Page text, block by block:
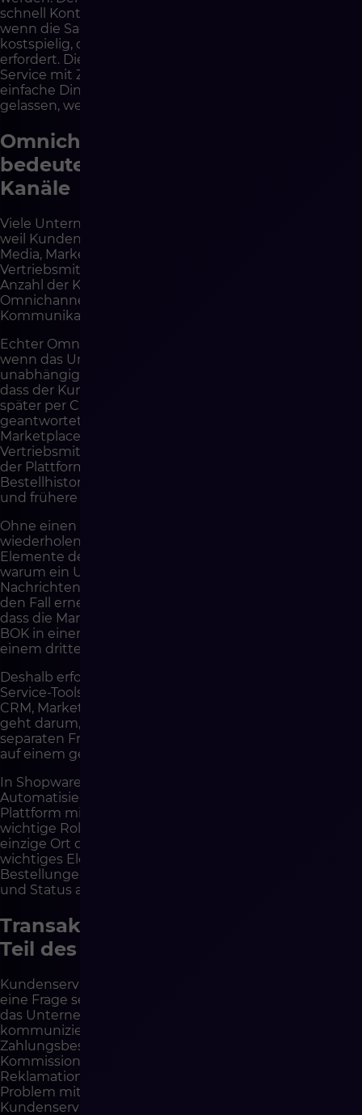
schnell Kontakt mit einem Menschen aufzunehmen,
wenn die Sache nicht standardmäßig, emotional,
kostspielig, dringend ist oder eine Entscheidung
erfordert. Die besten Servicemodelle verbinden Self-
Service mit Zugang zu Experten. Der Kunde erledigt
einfache Dinge selbstständig, fühlt sich aber nicht allein
gelassen, wenn er Unterstützung benötigt.
Omnichannel im Kundenservice
bedeutet einen Kontext, nicht viele
Kanäle
Viele Unternehmen deklarieren Omnichannel-Service,
weil Kunden per E-Mail, Telefon, Formular, Chat, Social
Media, Marketplace, Kundenpanel oder
Vertriebsmitarbeiter Kontakt aufnehmen können. Die
Anzahl der Kanäle allein bedeutet jedoch kein
Omnichannel. Sie kann lediglich verstreute
Kommunikation bedeuten.
Echter Omnichannel im Kundenservice beginnt dann,
wenn das Unternehmen einen Kundenkontext
unabhängig vom Kanal sieht. Der Berater sollte wissen,
dass der Kunde zuerst über ein Formular geschrieben,
später per Chat gefragt, dann auf eine E-Mail
geantwortet und parallel eine Bestellung im
Marketplace aufgegeben hat. Der B2B-
Vertriebsmitarbeiter sollte die Aktivität des Kunden auf
der Plattform sehen. Customer Service sollte Zugriff auf
Bestellhistorie, Zahlungen, Sendungen, Dokumente
und frühere Anfragen haben.
Ohne einen Kontext muss der Kunde seine Geschichte
wiederholen. Das ist eines der frustrierendsten
Elemente des Service. Der Kunde versteht nicht,
warum ein Unternehmen, das seine Bestellung,
Nachrichten und Daten in Systemen hat, ihn bittet,
den Fall erneut zu erklären. Für ihn spielt es keine Rolle,
dass die Marketplace-Abteilung in einem Tool arbeitet,
BOK in einem zweiten und der Vertriebsmitarbeiter in
einem dritten. Der Kunde sieht eine Marke.
Deshalb erfordert Omnichannel die Integration von
Service-Tools mit E-Commerce-Plattform, ERP, WMS,
CRM, Marketplace und Transaktionskommunikation. Es
geht darum, dass verschiedene Kontaktkanäle keine
separaten Fragmente der Beziehung bilden, sondern
auf einem gemeinsamen Kontext arbeiten.
In Shopware können Sales Channels, API-Integrationen,
Automatisierungen, Status und die Möglichkeit, die
Plattform mit externen Tools zu verbinden, eine
wichtige Rolle spielen. Shopware sollte nicht der
einzige Ort des Kundenservice sein, kann aber ein
wichtiges Element der Architektur sein, die Daten über
Bestellungen, Kunden, Warenkörbe, Kanäle, Zahlungen
und Status an BOK-Systeme liefert.
Transaktionskommunikation ist
Teil des Kundenservice
Kundenservice beginnt nicht dann, wenn der Kunde
eine Frage sendet. Er beginnt in dem Moment, in dem
das Unternehmen nach dem Kauf mit ihm
kommuniziert. Bestellbestätigung,
Zahlungsbestätigung, Information über
Kommissionierung, Versand, Verzögerung, Rückgabe,
Reklamation, Rechnung, Statusänderung oder
Problem mit Verfügbarkeit sind Elemente des
Kundenservice.